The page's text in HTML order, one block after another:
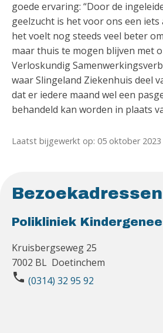
goede ervaring: “Door de
geelzucht is het voor ons een
het voelt nog steeds veel beter
maar thuis te mogen blijven met
Verloskundig
waar Slingeland Ziekenhuis deel
dat er iedere maand wel een
behandeld kan worden in plaats
Laatst bijgewerkt op: 05 oktober 2023
Bezoekadressen
Polikliniek
Kruisbergseweg 25
7002 BL Doetinchem
phone (0314) 32 95 92